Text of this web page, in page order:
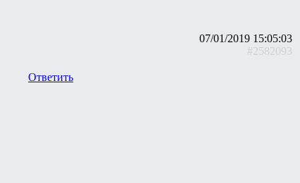
07/01/2019 15:05:03
#2582093
Ответить